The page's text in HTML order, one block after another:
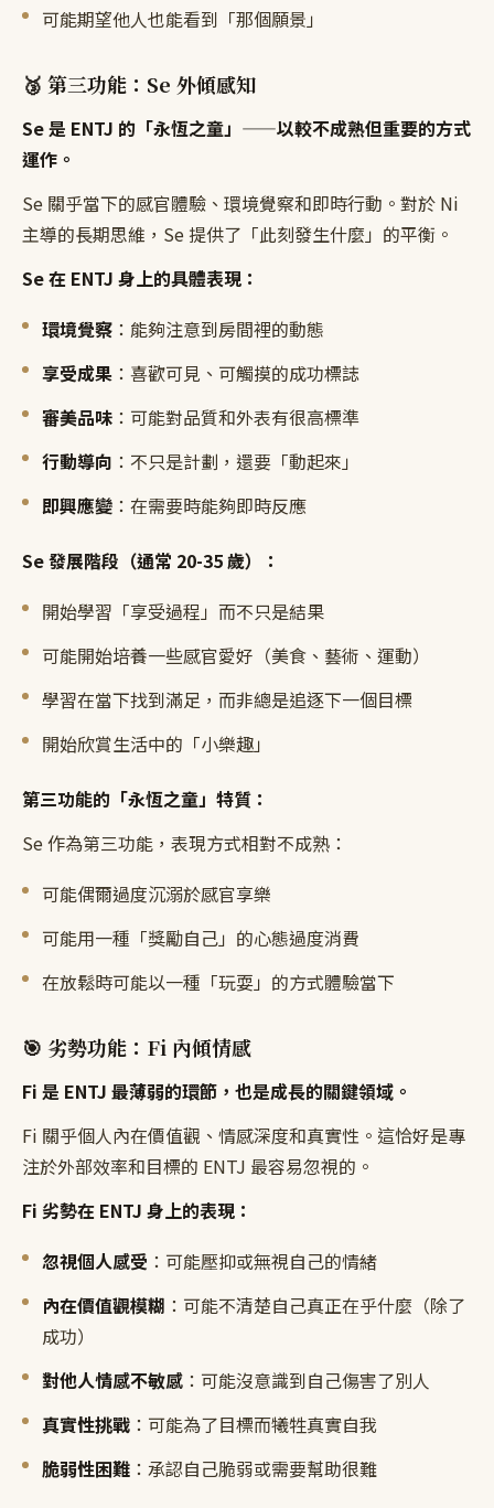
可能期望他人也能看到「那個願景」
🥉 第三功能：Se 外傾感知
Se 是 ENTJ 的「永恆之童」——以較不成熟但重要的方式
運作。
Se 關乎當下的感官體驗、環境覺察和即時行動。對於 Ni
主導的長期思維，Se 提供了「此刻發生什麼」的平衡。
Se 在 ENTJ 身上的具體表現：
環境覺察 ：能夠注意到房間裡的動態
享受成果 ：喜歡可見、可觸摸的成功標誌
審美品味 ：可能對品質和外表有很高標準
行動導向 ：不只是計劃，還要「動起來」
即興應變 ：在需要時能夠即時反應
Se 發展階段（通常 20-35 歲）：
開始學習「享受過程」而不只是結果
可能開始培養一些感官愛好（美食、藝術、運動）
學習在當下找到滿足，而非總是追逐下一個目標
開始欣賞生活中的「小樂趣」
第三功能的「永恆之童」特質：
Se 作為第三功能，表現方式相對不成熟：
可能偶爾過度沉溺於感官享樂
可能用一種「獎勵自己」的心態過度消費
在放鬆時可能以一種「玩耍」的方式體驗當下
🎯 劣勢功能：Fi 內傾情感
Fi 是 ENTJ 最薄弱的環節，也是成長的關鍵領域。
Fi 關乎個人內在價值觀、情感深度和真實性。這恰好是專
注於外部效率和目標的 ENTJ 最容易忽視的。
Fi 劣勢在 ENTJ 身上的表現：
忽視個人感受 ：可能壓抑或無視自己的情緒
內在價值觀模糊 ：可能不清楚自己真正在乎什麼（除了
成功）
對他人情感不敏感 ：可能沒意識到自己傷害了別人
真實性挑戰 ：可能為了目標而犧牲真實自我
脆弱性困難 ：承認自己脆弱或需要幫助很難